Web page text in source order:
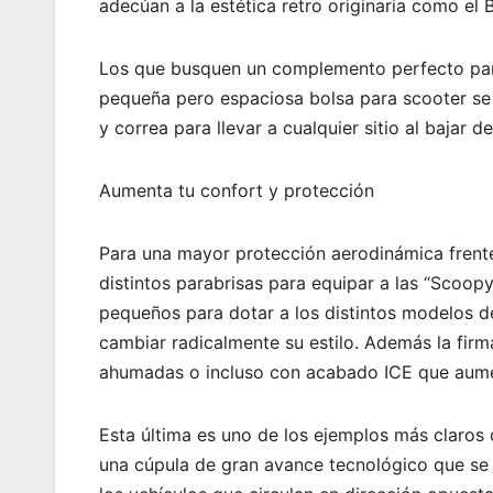
adecúan a la estética retro originaria como el
Los que busquen un complemento perfecto
pequeña pero espaciosa bolsa para scooter
y correa para llevar a cualquier sitio al bajar
Aumenta tu confort y protección
Para una mayor protección aerodinámica
distintos parabrisas para equipar a las
pequeños para dotar a los distintos modelos
cambiar radicalmente su estilo. Además la
ahumadas o incluso con acabado ICE que
Esta última es uno de los ejemplos más
una cúpula de gran avance tecnológico que